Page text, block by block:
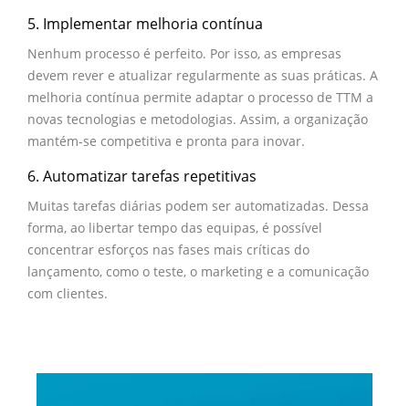
5. Implementar melhoria contínua
Nenhum processo é perfeito. Por isso, as empresas
devem rever e atualizar regularmente as suas práticas. A
melhoria contínua permite adaptar o processo de TTM a
novas tecnologias e metodologias. Assim, a organização
mantém-se competitiva e pronta para inovar.
6. Automatizar tarefas repetitivas
Muitas tarefas diárias podem ser automatizadas. Dessa
forma, ao libertar tempo das equipas, é possível
concentrar esforços nas fases mais críticas do
lançamento, como o teste, o marketing e a comunicação
com clientes.